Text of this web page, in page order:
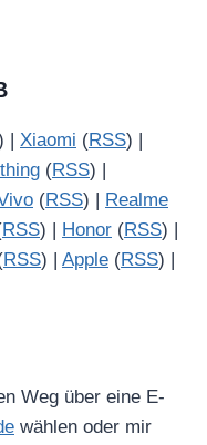
| Xiaomi (RSS) |
(RSS) |
(RSS) |
Realme
RSS) | Honor (RSS) |
RSS) | Apple (RSS) |
Weg über eine E-
wählen oder mir